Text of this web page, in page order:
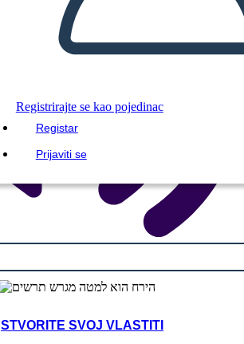
Registrirajte se kao pojedinac
Registar
Prijaviti se
STVORITE SVOJ VLASTITI